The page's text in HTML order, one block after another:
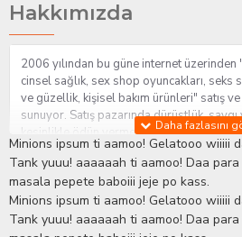
Hakkımızda
2006 yılından bu güne internet üzerinden
cinsel sağlık, sex shop oyuncakları, seks
ve güzellik, kişisel bakım ürünleri" satış
sunuyor. Satış pazarında dürüstlük,
kesinlikle ödün vermeden hizmet sağlık
sorularınıza anında cevap verebilen
ihtiyaçlarınızı en uygun fiyat ve taksit
İstanbul beylikdüzü Erotik Shop sitemizde
stratejimiz ile müşterilerimizin
bakımlı olmaları için onlara sağlık ve
Minions ipsum ti aamoo! Gelatooo wiiiii
Tank yuuu! aaaaaah ti aamoo! Daa
masala pepete baboiii jeje po kass.
Minions ipsum ti aamoo! Gelatooo wiiiii
Tank yuuu! aaaaaah ti aamoo! Daa